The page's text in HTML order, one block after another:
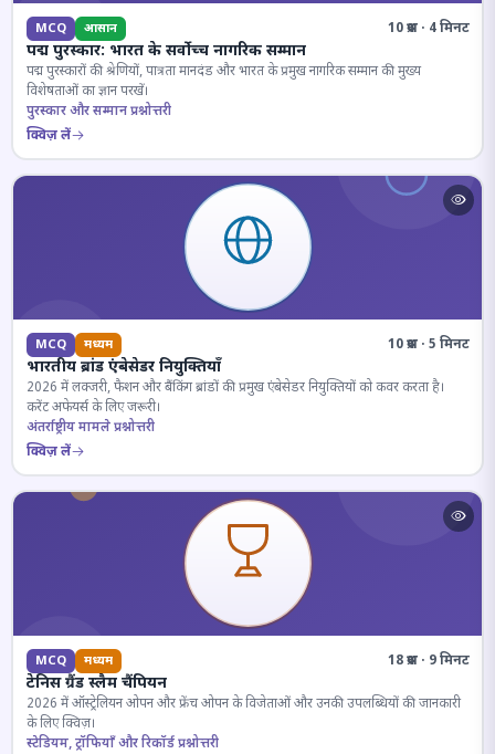
MCQ आसान 10 प्रश्न · 4 मिनट
पद्म पुरस्कार: भारत के सर्वोच्च नागरिक सम्मान
पद्म पुरस्कारों की श्रेणियों, पात्रता मानदंड और भारत के प्रमुख नागरिक सम्मान की मुख्य
विशेषताओं का ज्ञान परखें।
पुरस्कार और सम्मान प्रश्नोत्तरी
क्विज़ लें
MCQ मध्यम 10 प्रश्न · 5 मिनट
भारतीय ब्रांड एंबेसेडर नियुक्तियाँ
2026 में लक्जरी, फैशन और बैंकिंग ब्रांडों की प्रमुख एंबेसेडर नियुक्तियों को कवर करता है।
करेंट अफेयर्स के लिए जरूरी।
अंतर्राष्ट्रीय मामले प्रश्नोत्तरी
क्विज़ लें
MCQ मध्यम 18 प्रश्न · 9 मिनट
टेनिस ग्रैंड स्लैम चैंपियन
2026 में ऑस्ट्रेलियन ओपन और फ्रेंच ओपन के विजेताओं और उनकी उपलब्धियों की जानकारी
के लिए क्विज़।
स्टेडियम, ट्रॉफियाँ और रिकॉर्ड प्रश्नोत्तरी